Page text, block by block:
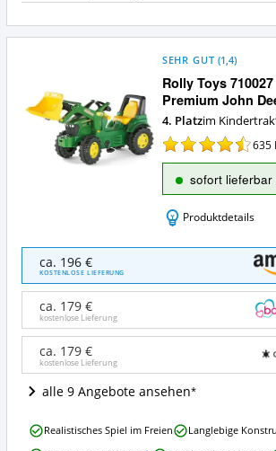
Rolly Toys
Premium John
SEHR GUT (1,4)
4. Platzim
635
sofort
Produktdetails
Toys
710027
Traktor
Farmtrac
Premium
John
Deere
7930
Angebote:
ist
ca. 196 €
KOSTENLOSE LIEFERUNG
ca. 179 €
kostenlose Lieferung
ca. 179 €
kostenlose Lieferung
alle 9 Angebote ansehen
Rolly
Toys
Realistisches Spiel im Freien
Langlebige